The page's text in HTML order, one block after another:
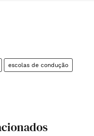
escolas de condução